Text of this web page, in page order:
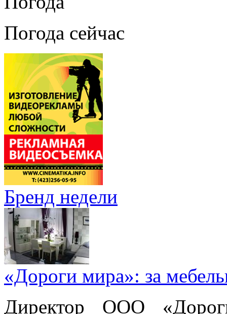
Погода сейчас
Бренд недели
«Дороги мира»: за
Директор ООО